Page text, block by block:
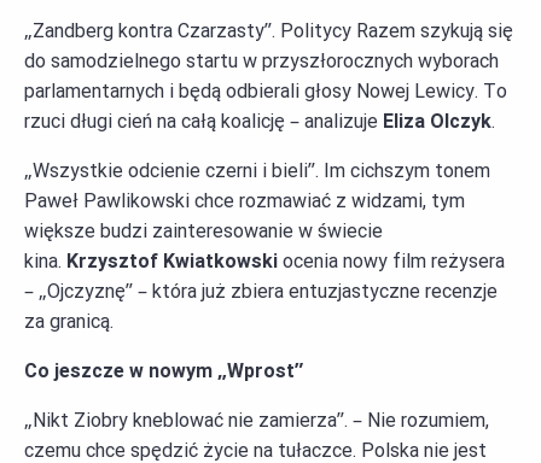
„Zandberg kontra Czarzasty”. Politycy Razem szykują się
do samodzielnego startu w przyszłorocznych wyborach
parlamentarnych i będą odbierali głosy Nowej Lewicy. To
rzuci długi cień na całą koalicję – analizuje Eliza Olczyk.
„Wszystkie odcienie czerni i bieli”. Im cichszym tonem
Paweł Pawlikowski chce rozmawiać z widzami, tym
większe budzi zainteresowanie w świecie
kina. Krzysztof Kwiatkowski ocenia nowy film reżysera
– „Ojczyznę” – która już zbiera entuzjastyczne recenzje
za granicą.
Co jeszcze w nowym „Wprost”
„Nikt Ziobry kneblować nie zamierza”. – Nie rozumiem,
czemu chce spędzić życie na tułaczce. Polska nie jest